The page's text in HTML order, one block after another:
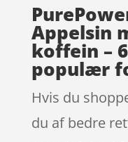
Appelsin
koffein –
populær
Hvis du
du af bedre